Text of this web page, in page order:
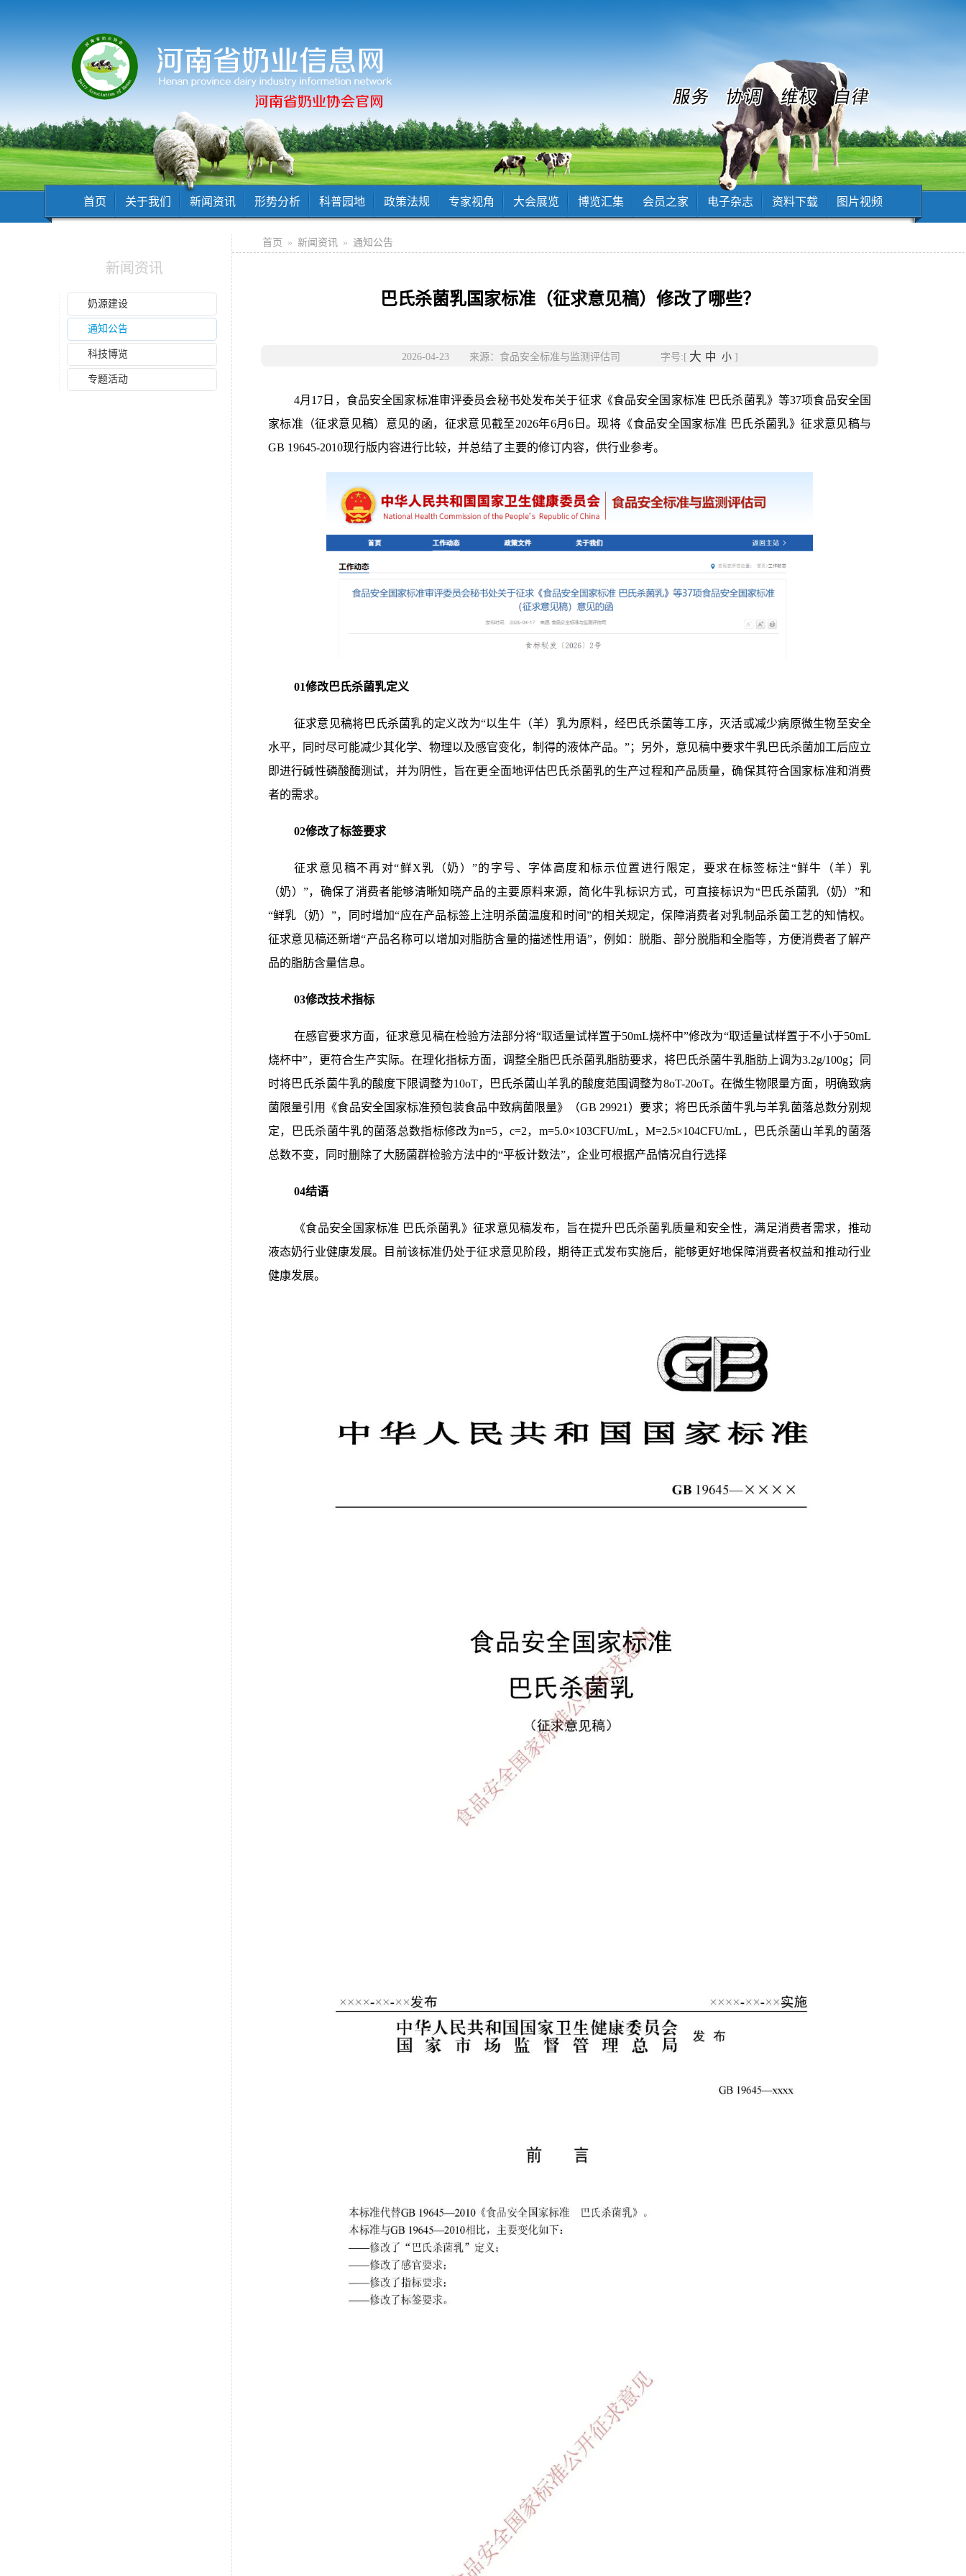
首页 关于我们 新闻资讯 形势分析 科普园地 政策法规 专家视角 大会展览 博览汇集 会员之家 电子杂志 资料下载 图片视频
新闻资讯
奶源建设
通知公告
科技博览
专题活动
首页 » 新闻资讯 » 通知公告
巴氏杀菌乳国家标准（征求意见稿）修改了哪些？
2026-04-23 来源：食品安全标准与监测评估司 字号:[大 中 小 ]
4月17日，食品安全国家标准审评委员会秘书处发布关于征求《食品安全国家标准 巴氏杀菌乳》等37项食品安全国
家标准（征求意见稿）意见的函，征求意见截至2026年6月6日。现将《食品安全国家标准 巴氏杀菌乳》征求意见稿与
GB 19645-2010现行版内容进行比较，并总结了主要的修订内容，供行业参考。
01修改巴氏杀菌乳定义
征求意见稿将巴氏杀菌乳的定义改为“以生牛（羊）乳为原料，经巴氏杀菌等工序，灭活或减少病原微生物至安全
水平，同时尽可能减少其化学、物理以及感官变化，制得的液体产品。”；另外，意见稿中要求牛乳巴氏杀菌加工后应立
即进行碱性磷酸酶测试，并为阴性，旨在更全面地评估巴氏杀菌乳的生产过程和产品质量，确保其符合国家标准和消费
者的需求。
02修改了标签要求
征求意见稿不再对“鲜X乳（奶）”的字号、字体高度和标示位置进行限定，要求在标签标注“鲜牛（羊）乳
（奶）”，确保了消费者能够清晰知晓产品的主要原料来源，简化牛乳标识方式，可直接标识为“巴氏杀菌乳（奶）”和
“鲜乳（奶）”，同时增加“应在产品标签上注明杀菌温度和时间”的相关规定，保障消费者对乳制品杀菌工艺的知情权。
征求意见稿还新增“产品名称可以增加对脂肪含量的描述性用语”，例如：脱脂、部分脱脂和全脂等，方便消费者了解产
品的脂肪含量信息。
03修改技术指标
在感官要求方面，征求意见稿在检验方法部分将“取适量试样置于50mL烧杯中”修改为“取适量试样置于不小于50mL
烧杯中”，更符合生产实际。在理化指标方面，调整全脂巴氏杀菌乳脂肪要求，将巴氏杀菌牛乳脂肪上调为3.2g/100g；同
时将巴氏杀菌牛乳的酸度下限调整为10oT，巴氏杀菌山羊乳的酸度范围调整为8oT-20oT。在微生物限量方面，明确致病
菌限量引用《食品安全国家标准预包装食品中致病菌限量》（GB 29921）要求；将巴氏杀菌牛乳与羊乳菌落总数分别规
定，巴氏杀菌牛乳的菌落总数指标修改为n=5，c=2，m=5.0×103CFU/mL，M=2.5×104CFU/mL，巴氏杀菌山羊乳的菌落
总数不变，同时删除了大肠菌群检验方法中的“平板计数法”，企业可根据产品情况自行选择
04结语
《食品安全国家标准 巴氏杀菌乳》征求意见稿发布，旨在提升巴氏杀菌乳质量和安全性，满足消费者需求，推动
液态奶行业健康发展。目前该标准仍处于征求意见阶段，期待正式发布实施后，能够更好地保障消费者权益和推动行业
健康发展。